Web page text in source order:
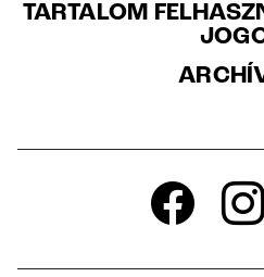
TARTALOM